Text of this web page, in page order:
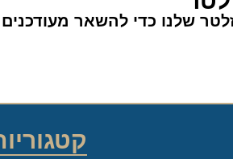
שלנו כדי להשאר מעודכנים
קטגוריות